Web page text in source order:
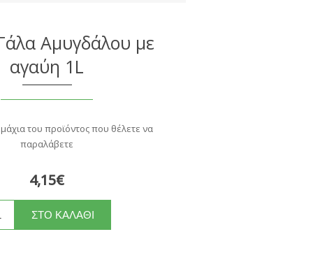
Αμυγδάλου με
αγαύη 1L
του προϊόντος που θέλετε να
παραλάβετε
4,15€